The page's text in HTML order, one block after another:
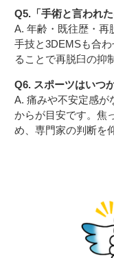
Q5.「手術と言われ
A. 年齢・既往歴・再
手技と3DEMSも合
ることで再脱臼の抑
Q6. スポーツはいつ
A. 痛みや不安定感が
からが目安です。焦
め、専門家の判断を